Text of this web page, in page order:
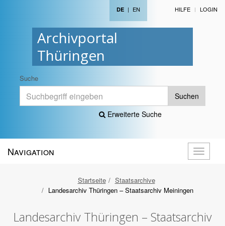
Archivportal
Thüringen
DE | EN HILFE LOGIN
Suche
Suchen
Erweiterte Suche
öffnen
Navigation
Startseite
Staatsarchive
Landesarchiv Thüringen – Staatsarchiv Meiningen
Landesarchiv Thüringen – Staatsarchiv